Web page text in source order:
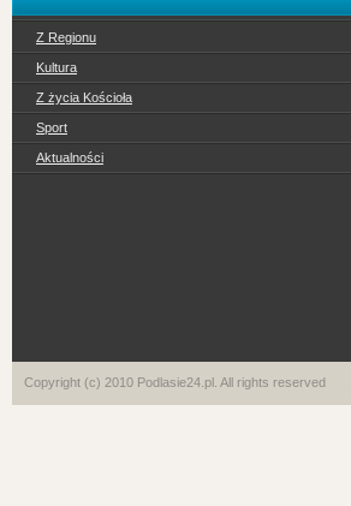
Z Regionu
Kultura
Z życia Kościoła
Sport
Aktualności
Copyright (c) 2010 Podlasie24.pl. All rights reserved